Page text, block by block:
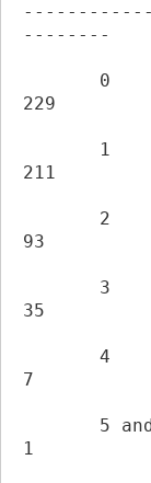
--------
229
211
93
35
7
1